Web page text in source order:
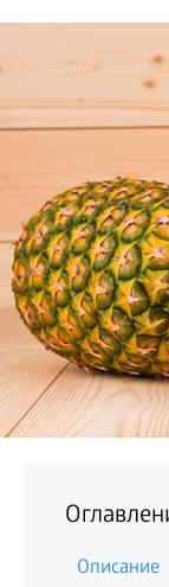
Описание
ДОМ
БИЗНЕС